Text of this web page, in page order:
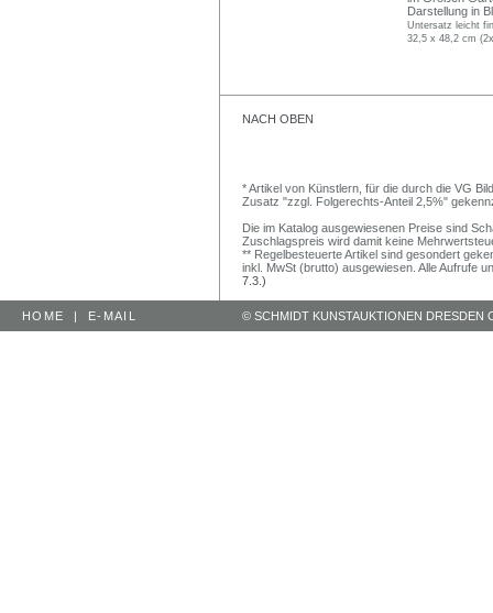
Darstellung in
Untersatz leicht
32,5 x 48,2 cm
NACH OBEN
* Artikel von Künstlern, für die durch die VG
Zusatz "zzgl. Folgerechts-Anteil 2,5%"
Die im Katalog ausgewiesenen Preise sind
Zuschlagspreis wird damit keine
** Regelbesteuerte Artikel sind gesondert
inkl. MwSt (brutto) ausgewiesen. Alle Aufrufe
7.3.)
HOME | E-MAIL © SCHMIDT KUNSTAUKTIONEN DRESDEN